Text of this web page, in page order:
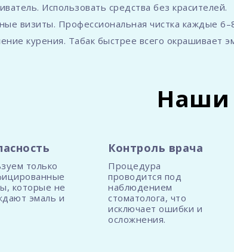
Использовать средства без красителей.
визиты. Профессиональная чистка каждые
курения. Табак быстрее всего окрашивает
Наши
только
которые не
эмаль и
Контроль врача
Процедура
проводится под
наблюдением
стоматолога, что
исключает ошибки и
осложнения.